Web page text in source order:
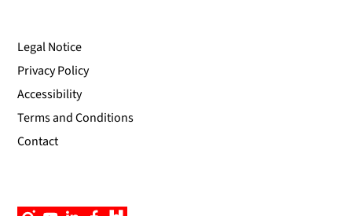
Legal Notice
Privacy Policy
Accessibility
Terms and Conditions
Contact